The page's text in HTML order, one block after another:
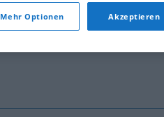
Mehr Optionen Akzeptieren